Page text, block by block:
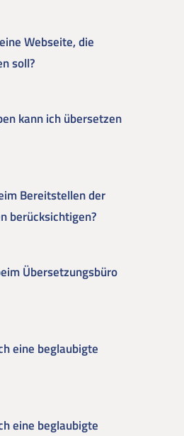
Webseite, die
soll?
kann ich übersetzen
Bereitstellen der
berücksichtigen?
Übersetzungsbüro
eine beglaubigte
eine beglaubigte